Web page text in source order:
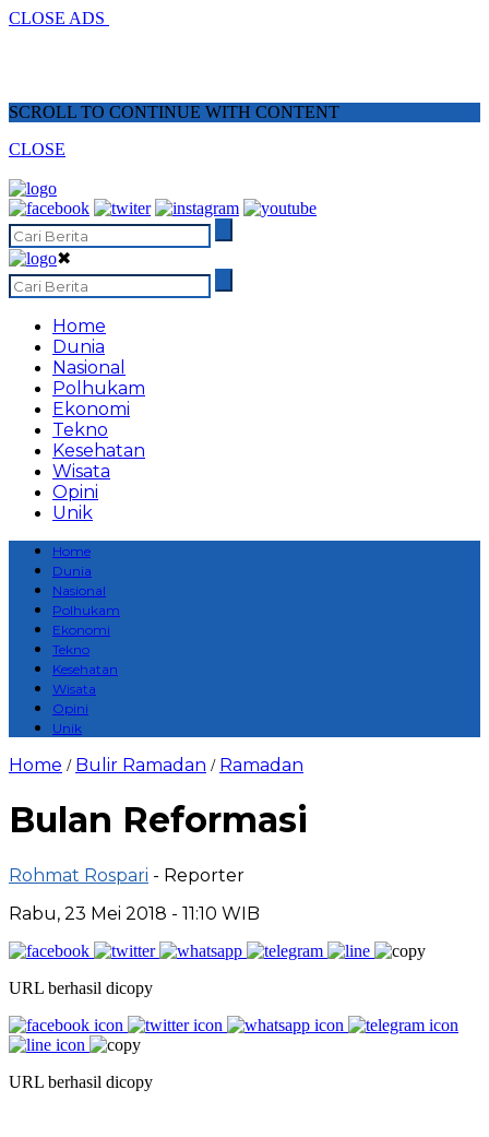
CLOSE ADS
SCROLL TO CONTINUE WITH CONTENT
CLOSE
✖
Home
Dunia
Nasional
Polhukam
Ekonomi
Tekno
Kesehatan
Wisata
Opini
Unik
Home
Dunia
Nasional
Polhukam
Ekonomi
Tekno
Kesehatan
Wisata
Opini
Unik
Home / Bulir Ramadan / Ramadan
Bulan Reformasi
Rohmat Rospari - Reporter
Rabu, 23 Mei 2018 - 11:10 WIB
URL berhasil dicopy
URL berhasil dicopy